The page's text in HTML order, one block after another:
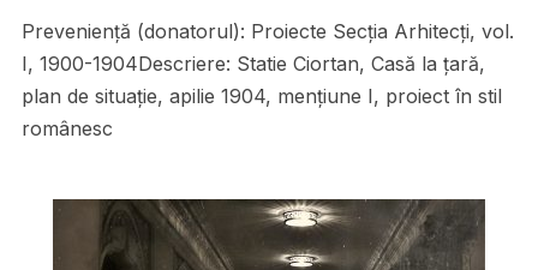
Preveniență (donatorul): Proiecte Secţia Arhitecţi, vol.
I, 1900-1904Descriere: Statie Ciortan, Casă la ţară,
plan de situaţie, apilie 1904, menţiune I, proiect în stil
românesc